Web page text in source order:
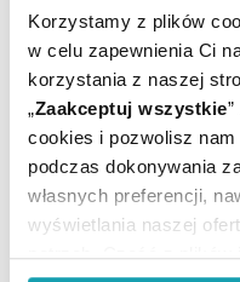
Korzystamy z plików
w celu zapewnienia Ci
korzystania z naszej
„Zaakceptuj wszystkie
cookies i pozwolisz
podczas dokonywania
własnych preferencji,
wyświetlania naszej
potrzeb. Część z plików
kilogram masy ciała?
wybierać mężczyźni
ekspert medicare.pl